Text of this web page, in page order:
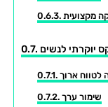
מקצועית
יוקרתי לנשים
ארוך
שימור ערך